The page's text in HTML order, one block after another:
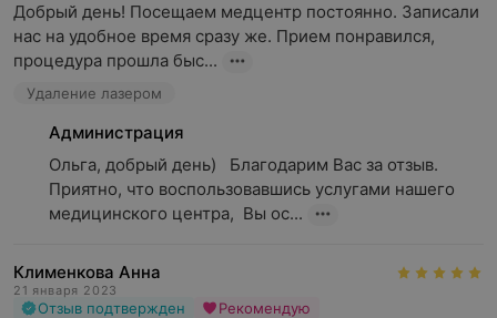
Добрый день! Посещаем медцентр постоянно. Записали
нас на удобное время сразу же. Прием понравился,
процедура прошла быс...
Удаление лазером
Администрация
Ольга, добрый день)   Благодарим Вас за отзыв.
Приятно, что воспользовавшись услугами нашего
медицинского центра,  Вы ос...
Клименкова Анна
21 января 2023
Отзыв подтвержден Рекомендую